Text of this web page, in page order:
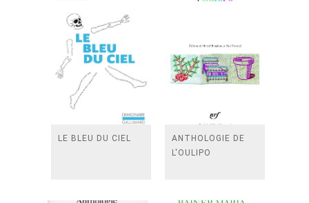
LE BLEU DU CIEL
ANTHOLOGIE DE
L'OULIPO